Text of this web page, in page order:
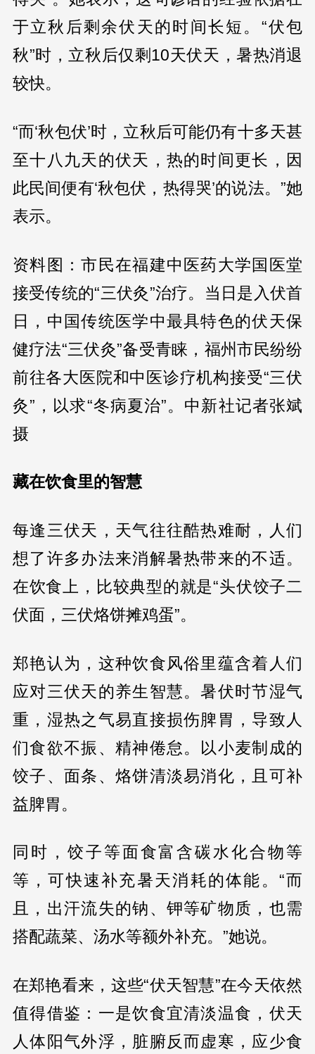
于立秋后剩余伏天的时间长短。“伏包
秋”时，立秋后仅剩10天伏天，暑热消退
较快。
“而‘秋包伏’时，立秋后可能仍有十多天甚
至十八九天的伏天，热的时间更长，因
此民间便有‘秋包伏，热得哭’的说法。”她
表示。
资料图：市民在福建中医药大学国医堂
接受传统的“三伏灸”治疗。当日是入伏首
日，中国传统医学中最具特色的伏天保
健疗法“三伏灸”备受青睐，福州市民纷纷
前往各大医院和中医诊疗机构接受“三伏
灸”，以求“冬病夏治”。中新社记者张斌
摄
藏在饮食里的智慧
每逢三伏天，天气往往酷热难耐，人们
想了许多办法来消解暑热带来的不适。
在饮食上，比较典型的就是“头伏饺子二
伏面，三伏烙饼摊鸡蛋”。
郑艳认为，这种饮食风俗里蕴含着人们
应对三伏天的养生智慧。暑伏时节湿气
重，湿热之气易直接损伤脾胃，导致人
们食欲不振、精神倦怠。以小麦制成的
饺子、面条、烙饼清淡易消化，且可补
益脾胃。
同时，饺子等面食富含碳水化合物等
等，可快速补充暑天消耗的体能。“而
且，出汗流失的钠、钾等矿物质，也需
搭配蔬菜、汤水等额外补充。”她说。
在郑艳看来，这些“伏天智慧”在今天依然
值得借鉴：一是饮食宜清淡温食，伏天
人体阳气外浮，脏腑反而虚寒，应少食